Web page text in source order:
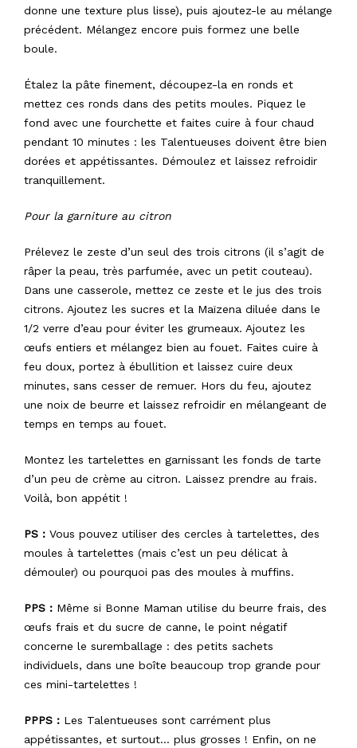
donne une texture plus lisse), puis ajoutez-le au mélange
précédent. Mélangez encore puis formez une belle
boule.
Étalez la pâte finement, découpez-la en ronds et
mettez ces ronds dans des petits moules. Piquez le
fond avec une fourchette et faites cuire à four chaud
pendant 10 minutes : les Talentueuses doivent être bien
dorées et appétissantes. Démoulez et laissez refroidir
tranquillement.
Pour la garniture au citron
Prélevez le zeste d’un seul des trois citrons (il s’agit de
râper la peau, très parfumée, avec un petit couteau).
Dans une casserole, mettez ce zeste et le jus des trois
citrons. Ajoutez les sucres et la Maïzena diluée dans le
1/2 verre d’eau pour éviter les grumeaux. Ajoutez les
œufs entiers et mélangez bien au fouet. Faites cuire à
feu doux, portez à ébullition et laissez cuire deux
minutes, sans cesser de remuer. Hors du feu, ajoutez
une noix de beurre et laissez refroidir en mélangeant de
temps en temps au fouet.
Montez les tartelettes en garnissant les fonds de tarte
d’un peu de crème au citron. Laissez prendre au frais.
Voilà, bon appétit !
PS : Vous pouvez utiliser des cercles à tartelettes, des
moules à tartelettes (mais c’est un peu délicat à
démouler) ou pourquoi pas des moules à muffins.
PPS : Même si Bonne Maman utilise du beurre frais, des
œufs frais et du sucre de canne, le point négatif
concerne le suremballage : des petits sachets
individuels, dans une boîte beaucoup trop grande pour
ces mini-tartelettes !
PPPS : Les Talentueuses sont carrément plus
appétissantes, et surtout… plus grosses ! Enfin, on ne